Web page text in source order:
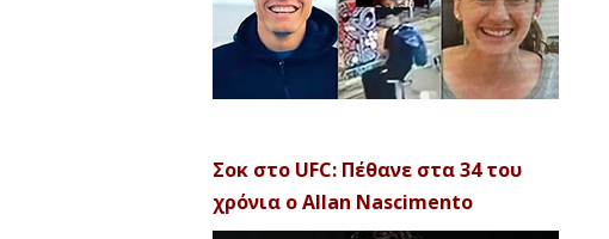
Σοκ στο UFC: Πέθανε στα 34 του
χρόνια ο Allan Nascimento